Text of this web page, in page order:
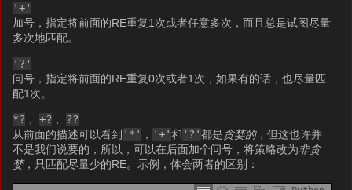
'+'
加号，指定将前面的RE重复1次或者任意多次，而且总是试图尽量
多次地匹配。
'?'
问号，指定将前面的RE重复0次或者1次，如果有的话，也尽量匹
配1次。
*? ，+? ， ??
从前面的描述可以看到 '*' ， '+'和 '?'都是贪婪的，但这也许并
不是我们说要的，所以，可以在后面加个问号，将策略改为非贪
婪，只匹配尽量少的RE。示例，体会两者的区别：